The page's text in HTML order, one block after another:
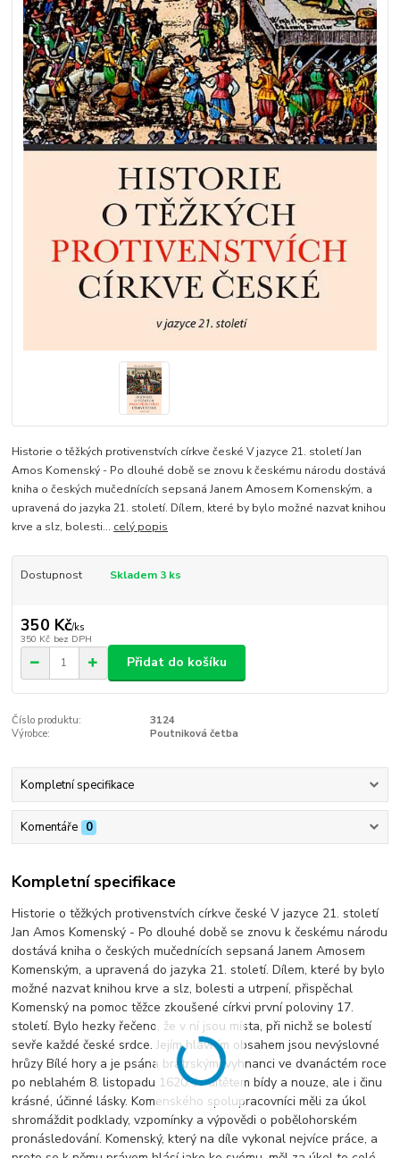
Historie o těžkých protivenstvích církve české V jazyce 21. století Jan
Amos Komenský - Po dlouhé době se znovu k českému národu dostává
kniha o českých mučednících sepsaná Janem Amosem Komenským, a
upravená do jazyka 21. století. Dílem, které by bylo možné nazvat knihou
krve a slz, bolesti... celý popis
Dostupnost Skladem 3 ks
350 Kč/ks
350 Kč bez DPH
Přidat do košíku
Číslo produktu:
3124
Výrobce:
Poutniková četba
Kompletní specifikace
Komentáře 0
Kompletní specifikace
Historie o těžkých protivenstvích církve české V jazyce 21. století
Jan Amos Komenský - Po dlouhé době se znovu k českému národu
dostává kniha o českých mučednících sepsaná Janem Amosem
Komenským, a upravená do jazyka 21. století. Dílem, které by bylo
možné nazvat knihou krve a slz, bolesti a utrpení, přispěchal
Komenský na pomoc těžce zkoušené církvi první poloviny 17.
století. Bylo hezky řečeno, že v ní jsou místa, při nichž se bolestí
sevře každé české srdce. Jejím hlavním obsahem jsou nevýslovné
hrůzy Bílé hory a je psána bratrskými vyhnanci ve dvanáctém roce
po neblahém 8. listopadu 1620. Je dítětem bídy a nouze, ale i činu
krásné, účinné lásky. Komenského spolupracovníci měli za úkol
shromáždit podklady, vzpomínky a výpovědi o pobělohorském
pronásledování. Komenský, který na díle vykonal nejvíce práce, a